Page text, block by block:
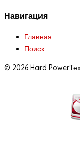
Навигация
Главная
Поиск
© 2026 Hard Power